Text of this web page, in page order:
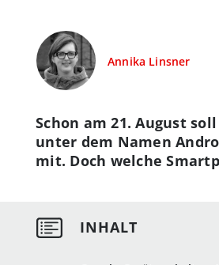
Annika Linsner
Schon am 21. August
unter dem Namen
mit. Doch welche